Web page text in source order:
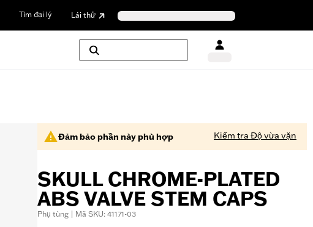
Tìm đại lý Lái thử
Đảm bảo phần này phù hợp Kiểm tra Độ vừa vặn
SKULL CHROME-PLATED
ABS VALVE STEM CAPS
Phụ tùng | Mã SKU: 41171-03